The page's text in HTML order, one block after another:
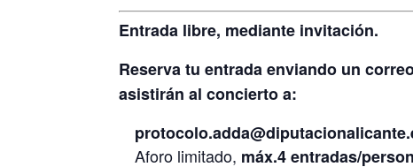
Entrada libre, mediante invitación.
Reserva tu entrada enviando un
asistirán al concierto a:
Aforo limitado, máx.4 entradas/